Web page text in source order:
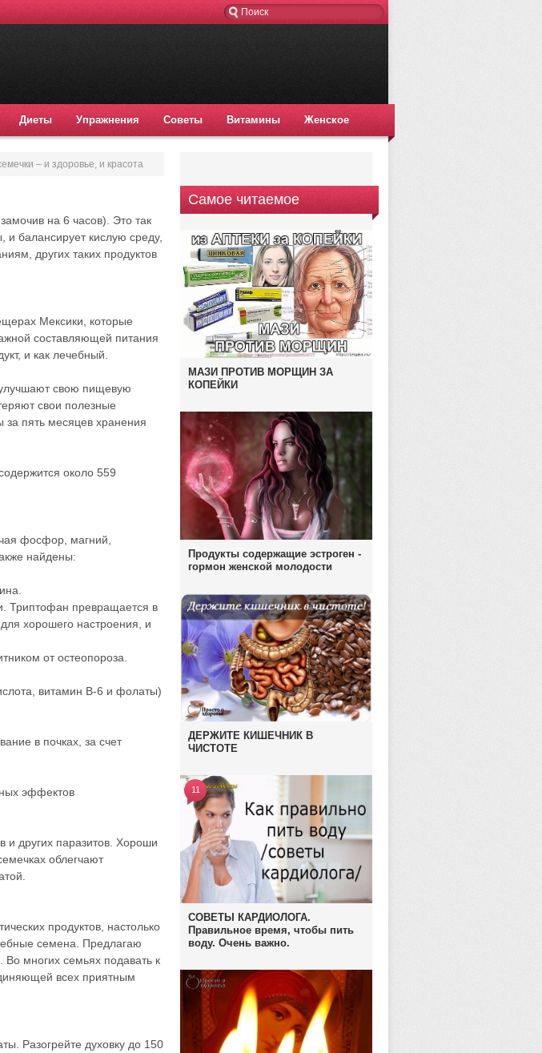
Диеты Упражнения Советы Витамины Женское
– и здоровье, и красота
на 6 часов). Это так
балансирует кислую среду,
других таких продуктов
Мексики, которые
составляющей питания
и как лечебный.
свою пищевую
свои полезные
за пять месяцев хранения
около 559
фосфор, магний,
найдены:
Триптофан превращается в
хорошего настроения, и
от остеопороза.
витамин B-6 и фолаты)
в почках, за счет
эффектов
и других паразитов. Хороши
облегчают
продуктов, настолько
семена. Предлагаю
Во многих семьях подавать к
всех приятным
Разогрейте духовку до 150
Самое читаемое
МАЗИ ПРОТИВ МОРЩИН ЗА
КОПЕЙКИ
Продукты содержащие эстроген -
гормон женской молодости
ДЕРЖИТЕ КИШЕЧНИК В
ЧИСТОТЕ
СОВЕТЫ КАРДИОЛОГА.
Правильное время, чтобы пить
воду. Очень важно.
11